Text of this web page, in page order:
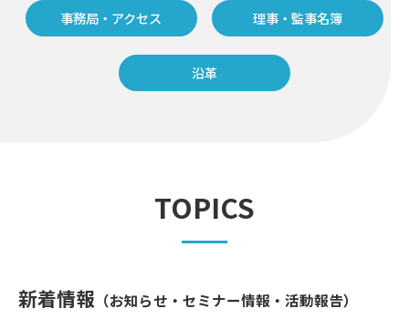
事務局・アクセス 理事・監事名簿
沿革
TOPICS
新着情報 （お知らせ・セミナー情報・活動報告）